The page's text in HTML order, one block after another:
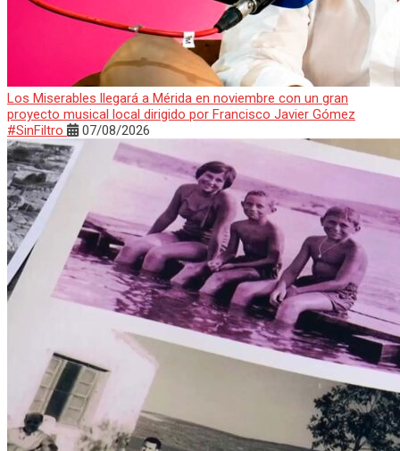
Los Miserables llegará a Mérida en noviembre con un gran
proyecto musical local dirigido por Francisco Javier Gómez
#SinFiltro
07/08/2026